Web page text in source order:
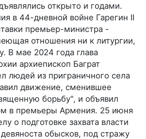
открыто и годами.
в 44-дневной войне Гарегин II
премьер-министра -
отношения ни к литургии,
В мае 2024 года глава
архиепископ Баграт
людей из приграничного села
движение, сменившее
борьбу", и объявил
в премьеры Армения. 25 июня
о подготовке захвата власти
обысков, под стражу